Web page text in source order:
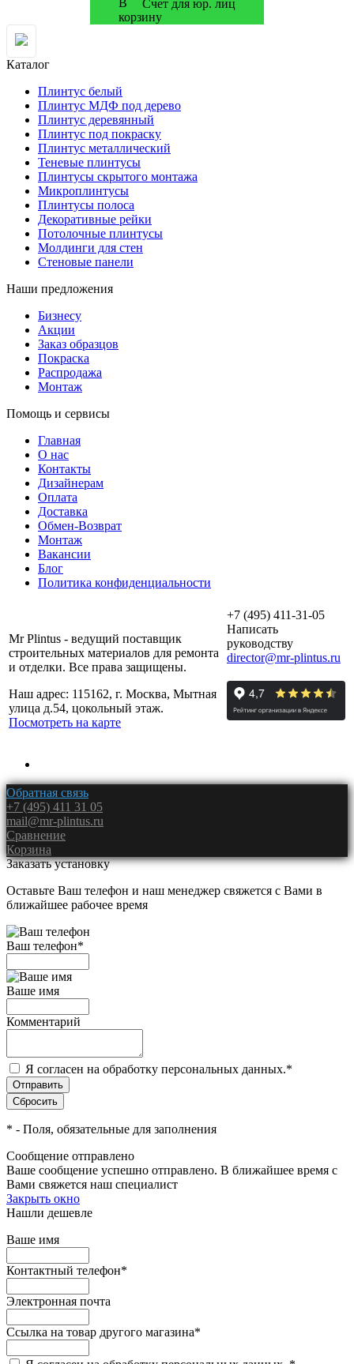
Счет для юр. лиц
Каталог
Плинтус белый
Плинтус МДФ под дерево
Плинтус деревянный
Плинтус под покраску
Плинтус металлический
Теневые плинтусы
Плинтусы скрытого монтажа
Микроплинтусы
Плинтусы полоса
Декоративные рейки
Потолочные плинтусы
Молдинги для стен
Стеновые панели
Наши предложения
Бизнесу
Акции
Заказ образцов
Покраска
Распродажа
Монтаж
Помощь и сервисы
Главная
О нас
Контакты
Дизайнерам
Оплата
Доставка
Обмен-Возврат
Монтаж
Вакансии
Блог
Политика конфиденциальности
Mr Plintus - ведущий поставщик
строительных материалов для ремонта
и отделки. Все права защищены.
Наш адрес: 115162, г. Москва, Мытная
улица д.54, цокольный этаж.
Посмотреть на карте
+7 (495) 411-31-05
Написать
руководству
director@mr-plintus.ru
Обратная связь
+7 (495) 411 31 05
mail@mr-plintus.ru
Сравнение
Корзина
Заказать установку
Оставьте Ваш телефон и наш менеджер свяжется с Вами в
ближайшее рабочее время
Ваш телефон*
Ваше имя
Комментарий
Я согласен на обработку персональных данных.*
* - Поля, обязательные для заполнения
Сообщение отправлено
Ваше сообщение успешно отправлено. В ближайшее время с
Вами свяжется наш специалист
Закрыть окно
Нашли дешевле
Ваше имя
Контактный телефон*
Электронная почта
Ссылка на товар другого магазина*